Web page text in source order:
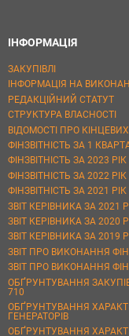
ІНФОРМАЦІЯ
ЗАКУПІВЛІ
ІНФОРМАЦІЯ НА
РЕДАКЦІЙНИЙ СТАТУТ
СТРУКТУРА ВЛАСНОСТІ
ВІДОМОСТІ ПРО
ФІНЗВІТНІСТЬ ЗА 1
ФІНЗВІТНІСТЬ ЗА 2023 РІК
ФІНЗВІТНІСТЬ ЗА 2022 РІК
ФІНЗВІТНІСТЬ ЗА 2021 РІК
ЗВІТ КЕРІВНИКА ЗА 2021
ЗВІТ КЕРІВНИКА ЗА 2020
ЗВІТ КЕРІВНИКА ЗА 2019
ЗВІТ ПРО ВИКОНАННЯ
ЗВІТ ПРО ВИКОНАННЯ
ОБҐРУНТУВАННЯ
710
ОБҐРУНТУВАННЯ
ГЕНЕРАТОРІВ
ОБҐРУНТУВАННЯ